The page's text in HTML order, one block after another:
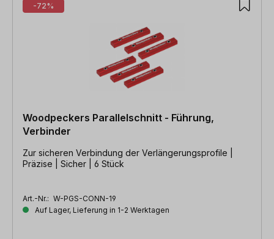
-72%
Woodpeckers Parallelschnitt - Führung,
Verbinder
Zur sicheren Verbindung der Verlängerungsprofile |
Präzise | Sicher | 6 Stück
Art.-Nr.: W-PGS-CONN-19
Auf Lager, Lieferung in 1-2 Werktagen